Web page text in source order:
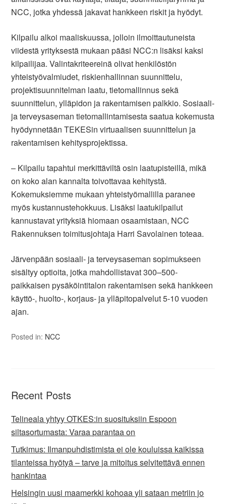
NCC, jotka yhdessä jakavat hankkeen riskit ja hyödyt.
Kilpailu alkoi maaliskuussa, jolloin ilmoittautuneista
viidestä yrityksestä mukaan pääsi NCC:n lisäksi kaksi
kilpailijaa. Valintakriteereinä olivat henkilöstön
yhteistyövalmiudet, riskienhallinnan suunnittelu,
projektisuunnitelman laatu, tietomallinnus sekä
suunnittelun, ylläpidon ja rakentamisen palkkio. Sosiaali-
ja terveysaseman tietomallintamisesta saatua kokemusta
hyödynnetään TEKESin virtuaalisen suunnittelun ja
rakentamisen kehitysprojektissa.
– Kilpailu tapahtui merkittäviltä osin laatupisteillä, mikä
on koko alan kannalta toivottavaa kehitystä.
Kokemuksiemme mukaan yhteistyömallilla paranee
myös kustannustehokkuus. Lisäksi laatukilpailut
kannustavat yrityksiä hiomaan osaamistaan, NCC
Rakennuksen toimitusjohtaja Harri Savolainen toteaa.
Järvenpään sosiaali- ja terveysaseman sopimukseen
sisältyy optioita, jotka mahdollistavat 300–500-
paikkaisen pysäköintitalon rakentamisen sekä hankkeen
käyttö-, huolto-, korjaus- ja ylläpitopalvelut 5-10 vuoden
ajan.
Posted in: NCC
Recent Posts
Telineala yhtyy OTKES:in suosituksiin Espoon
siltasortumasta: Varaa parantaa on
Tutkimus: Ilmanpuhdistimista ei ole kouluissa kaikissa
tilanteissa hyötyä – tarve ja mitoitus selvitettävä ennen
hankintaa
Helsingin uusi maamerkki kohoaa yli sataan metriin jo